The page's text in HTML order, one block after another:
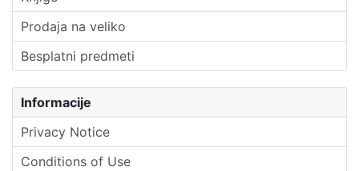
Prodaja na veliko
Besplatni predmeti
Informacije
Privacy Notice
Conditions of Use